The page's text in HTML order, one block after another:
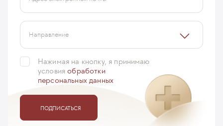
Направление
Нажимая на кнопку, я принимаю
условияобработки
персональных данных
ПОДПИСАТЬСЯ